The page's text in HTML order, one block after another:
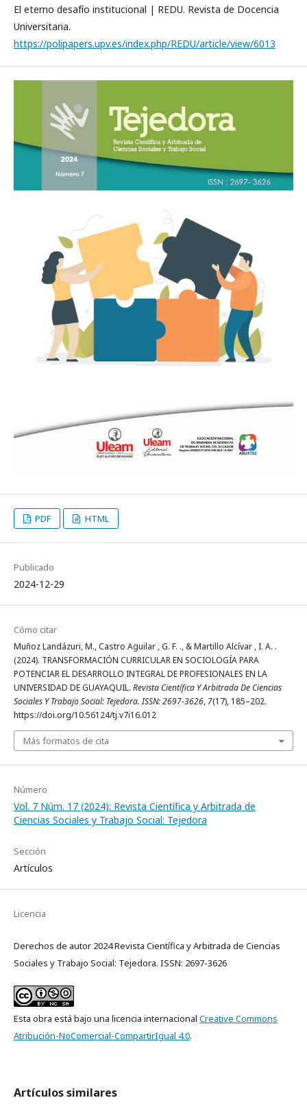
El eterno desafío institucional | REDU. Revista de Docencia
Universitaria.
https://polipapers.upv.es/index.php/REDU/article/view/6013
PDF HTML
Publicado
2024-12-29
Cómo citar
Muñoz Landázuri, M., Castro Aguilar , G. F. ., & Martillo Alcívar , I. A. .
(2024). TRANSFORMACIÓN CURRICULAR EN SOCIOLOGÍA PARA
POTENCIAR EL DESARROLLO INTEGRAL DE PROFESIONALES EN LA
UNIVERSIDAD DE GUAYAQUIL. Revista Científica Y Arbitrada De Ciencias
Sociales Y Trabajo Social: Tejedora. ISSN: 2697-3626, 7(17), 185–202.
https://doi.org/10.56124/tj.v7i16.012
Más formatos de cita
Número
Vol. 7 Núm. 17 (2024): Revista Científica y Arbitrada de
Ciencias Sociales y Trabajo Social: Tejedora
Sección
Artículos
Licencia
Derechos de autor 2024 Revista Científica y Arbitrada de Ciencias
Sociales y Trabajo Social: Tejedora. ISSN: 2697-3626
Esta obra está bajo una licencia internacional Creative Commons
Atribución-NoComercial-CompartirIgual 4.0.
Artículos similares